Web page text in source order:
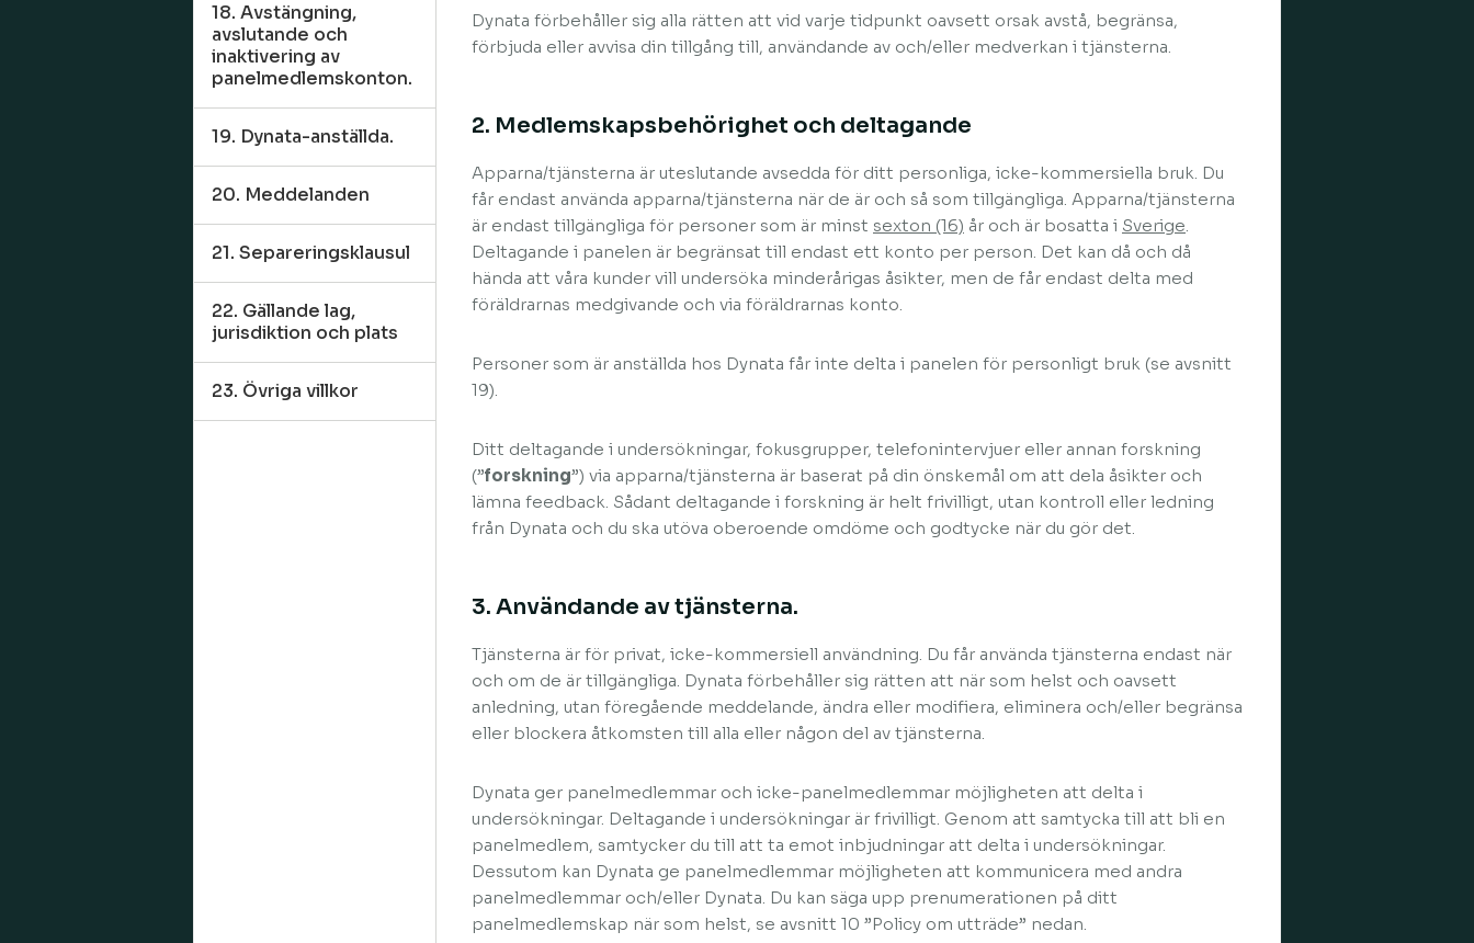
18. Avstängning,
avslutande och
inaktivering av
panelmedlemskonton.
19. Dynata-anställda.
20. Meddelanden
21. Separeringsklausul
22. Gällande lag,
jurisdiktion och plats
23. Övriga villkor
Dynata förbehåller sig alla rätten att vid varje tidpunkt oavsett orsak avstå, begränsa,
förbjuda eller avvisa din tillgång till, användande av och/eller medverkan i tjänsterna.
2. Medlemskapsbehörighet och deltagande
Apparna/tjänsterna är uteslutande avsedda för ditt personliga, icke-kommersiella bruk. Du
får endast använda apparna/tjänsterna när de är och så som tillgängliga. Apparna/tjänsterna
är endast tillgängliga för personer som är minst sexton (16) år och är bosatta i Sverige.
Deltagande i panelen är begränsat till endast ett konto per person. Det kan då och då
hända att våra kunder vill undersöka minderårigas åsikter, men de får endast delta med
föräldrarnas medgivande och via föräldrarnas konto.
Personer som är anställda hos Dynata får inte delta i panelen för personligt bruk (se avsnitt
19).
Ditt deltagande i undersökningar, fokusgrupper, telefonintervjuer eller annan forskning
(”forskning”) via apparna/tjänsterna är baserat på din önskemål om att dela åsikter och
lämna feedback. Sådant deltagande i forskning är helt frivilligt, utan kontroll eller ledning
från Dynata och du ska utöva oberoende omdöme och godtycke när du gör det.
3. Användande av tjänsterna.
Tjänsterna är för privat, icke-kommersiell användning. Du får använda tjänsterna endast när
och om de är tillgängliga. Dynata förbehåller sig rätten att när som helst och oavsett
anledning, utan föregående meddelande, ändra eller modifiera, eliminera och/eller begränsa
eller blockera åtkomsten till alla eller någon del av tjänsterna.
Dynata ger panelmedlemmar och icke-panelmedlemmar möjligheten att delta i
undersökningar. Deltagande i undersökningar är frivilligt. Genom att samtycka till att bli en
panelmedlem, samtycker du till att ta emot inbjudningar att delta i undersökningar.
Dessutom kan Dynata ge panelmedlemmar möjligheten att kommunicera med andra
panelmedlemmar och/eller Dynata. Du kan säga upp prenumerationen på ditt
panelmedlemskap när som helst, se avsnitt 10 ”Policy om utträde” nedan.